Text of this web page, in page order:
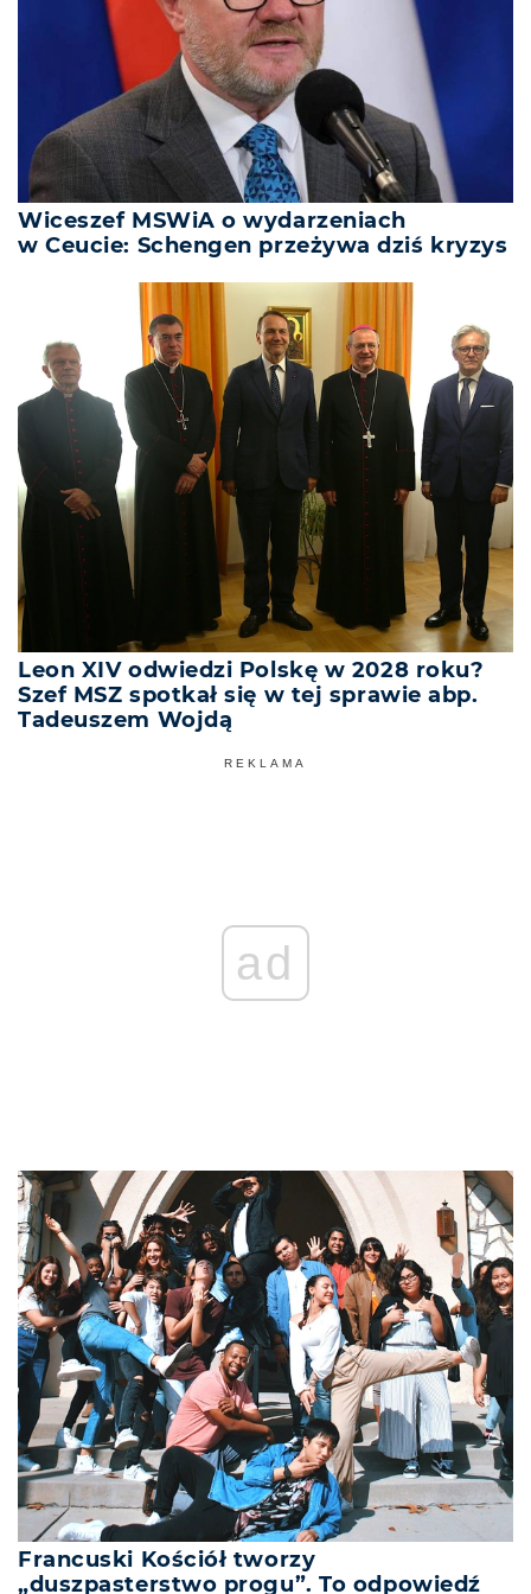
Wiceszef MSWiA o wydarzeniach
w Ceucie: Schengen przeżywa dziś kryzys
Leon XIV odwiedzi Polskę w 2028 roku?
Szef MSZ spotkał się w tej sprawie abp.
Tadeuszem Wojdą
REKLAMA
ad
Francuski Kościół tworzy
„duszpasterstwo progu”. To odpowiedź